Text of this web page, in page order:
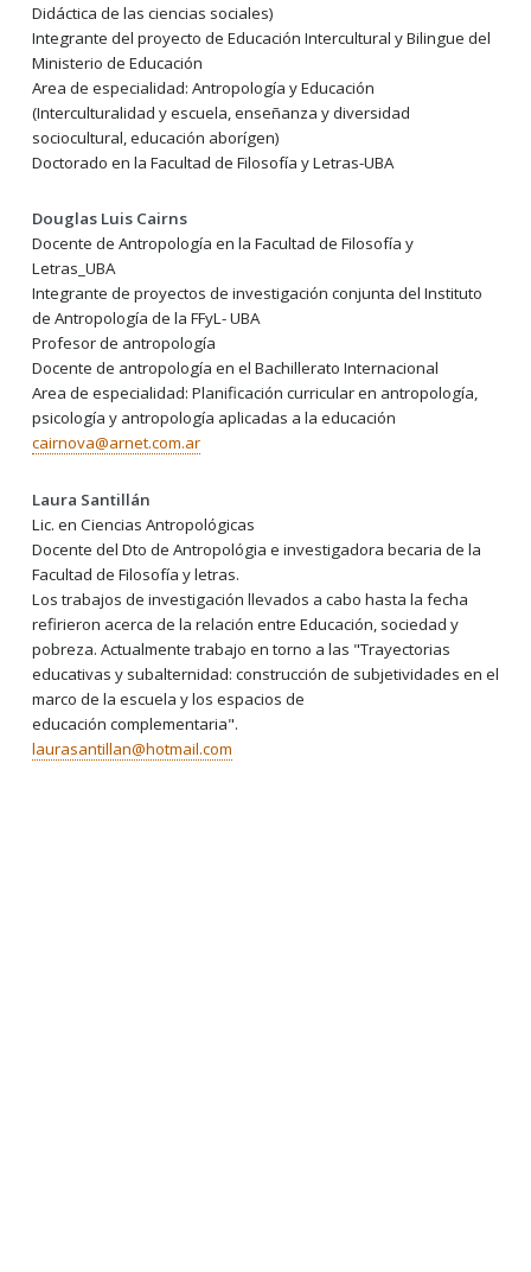
Didáctica de las ciencias sociales)
Integrante del proyecto de Educación Intercultural y Bilingue del
Ministerio de Educación
Area de especialidad: Antropología y Educación
(Interculturalidad y escuela, enseñanza y diversidad
sociocultural, educación aborígen)
Doctorado en la Facultad de Filosofía y Letras-UBA
Douglas Luis Cairns
Docente de Antropología en la Facultad de Filosofía y
Letras_UBA
Integrante de proyectos de investigación conjunta del Instituto
de Antropología de la FFyL- UBA
Profesor de antropología
Docente de antropología en el Bachillerato Internacional
Area de especialidad: Planificación curricular en antropología,
psicología y antropología aplicadas a la educación
cairnova@arnet.com.ar
Laura Santillán
Lic. en Ciencias Antropológicas
Docente del Dto de Antropológia e investigadora becaria de la
Facultad de Filosofía y letras.
Los trabajos de investigación llevados a cabo hasta la fecha
refirieron acerca de la relación entre Educación, sociedad y
pobreza. Actualmente trabajo en torno a las "Trayectorias
educativas y subalternidad: construcción de subjetividades en el
marco de la escuela y los espacios de
educación complementaria".
laurasantillan@hotmail.com